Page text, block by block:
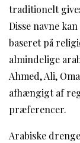
traditionelt
Disse navne
baseret på
almindelige
Ahmed, Ali,
afhængigt af
præferencer.
Arabiske